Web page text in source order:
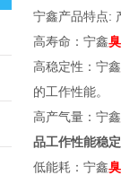
宁鑫产品特点:
高寿命：宁鑫
高稳定性：宁鑫
的工作性能。
高产气量：宁鑫
品工作性能稳
低能耗：宁鑫